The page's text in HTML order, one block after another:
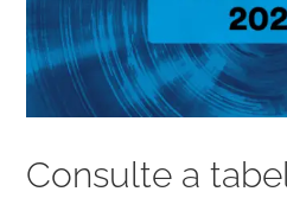
Consulte a